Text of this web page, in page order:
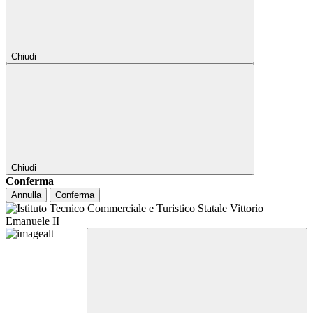
Chiudi
Chiudi
Conferma
Annulla Conferma